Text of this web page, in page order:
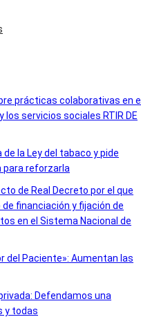
prácticas colaborativas en
servicios sociales RTIR DE
de la Ley del tabaco y pide
reforzarla
de Real Decreto por el que
financiación y fijación de
en el Sistema Nacional de
del Paciente»: Aumentan las
Defendamos una
y todas